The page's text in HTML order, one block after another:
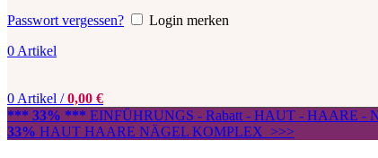
Passwort vergessen?
Login merken
0 Artikel
0 Artikel / 0,00 €
*** 33% *** EINFÜHRUNGS - Rabatt - HAUT - HAARE -
33% HAUT HAARE NÄGEL KOMPLEX >>>